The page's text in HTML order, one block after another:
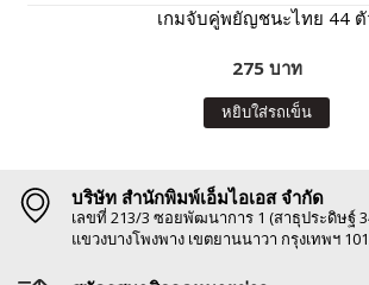
เกมจับคู่พยัญชนะไทย 44
275 บาท
หยิบใส่รถเข็น
บริษัท สำนักพิมพ์เอ็มไอเอส จำกัด
เลขที่ 213/3 ซอยพัฒนาการ 1 (สาธุประดิษฐ์
แขวงบางโพงพาง เขตยานนาวา กรุงเทพฯ